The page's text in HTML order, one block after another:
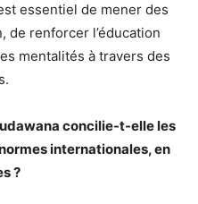
essentiel de mener des
de renforcer l’éducation
mentalités à travers des
concilie-t-elle les
internationales, en
?